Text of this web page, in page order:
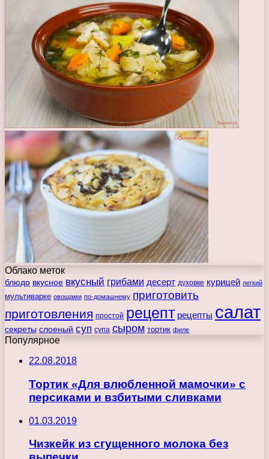
Облако меток
блюдо вкусное вкусный грибами десерт духовке курицей легкий
мультиварке овощами по-домашнему приготовить
приготовления простой рецепт рецепты салат
секреты слоеный суп супа сыром тортик филе
Популярное
22.08.2018
Тортик «Для влюбленной мамочки» с
персиками и взбитыми сливками
01.03.2019
Чизкейк из сгущенного молока без